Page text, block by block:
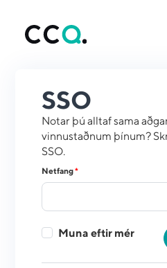
SSO
Notar þú alltaf sama
vinnustaðnum þínum?
SSO.
Netfang*
Muna eftir mér